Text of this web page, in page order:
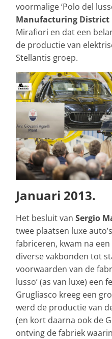
voormalige ‘Polo del
Manufacturing District
Mirafiori en dat een
de productie van
Stellantis groep.
Januari 2013.
Het besluit van Sergio
twee plaatsen luxe
fabriceren, kwam na
diverse vakbonden tot
voorwaarden van de
lusso’ (as van luxe) een
Grugliasco kreeg een
werd de productie van
(en kort daarna ook de
ontving de fabriek